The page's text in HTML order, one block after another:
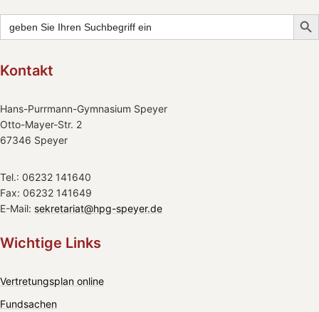
Search
for:
Kontakt
Hans-Purrmann-Gymnasium Speyer
Otto-Mayer-Str. 2
67346 Speyer
Tel.: 06232 141640
Fax: 06232 141649
E-Mail: sekretariat@hpg-speyer.de
Wichtige Links
Vertretungsplan online
Fundsachen